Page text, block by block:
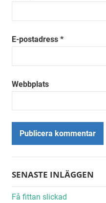
E-postadress *
Webbplats
Alternative:
SENASTE INLÄGGEN
Få fittan slickad